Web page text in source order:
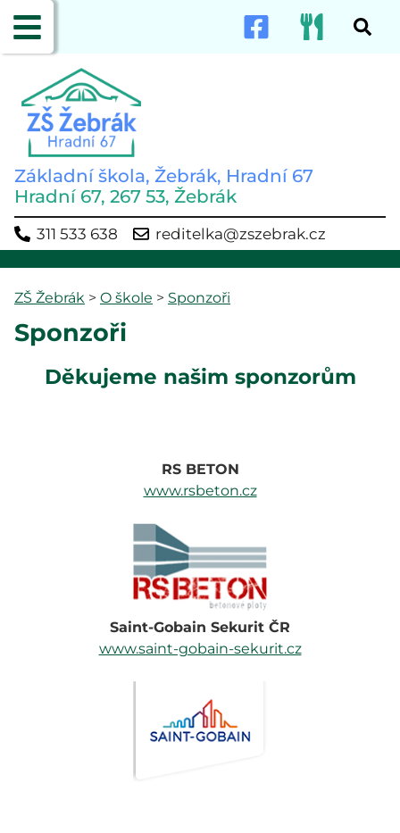
Základní škola, Žebrák, Hradní 67
Hradní 67, 267 53, Žebrák
311 533 638 reditelka@zszebrak.cz
ZŠ Žebrák > O škole > Sponzoři
Sponzoři
Děkujeme našim sponzorům
RS BETON
www.rsbeton.cz
Saint-Gobain Sekurit ČR
www.saint-gobain-sekurit.cz